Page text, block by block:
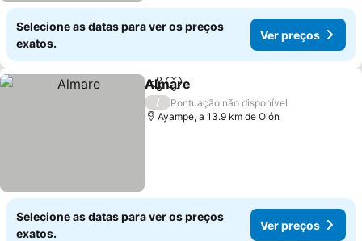
Selecione as datas para ver os preços
exatos.
Ver preços
PartilharAdicionar aos favoritos
Almare
/
Pontuação não disponível
Ayampe, a 13.9 km de Olón
Selecione as datas para ver os preços
exatos.
Ver preços